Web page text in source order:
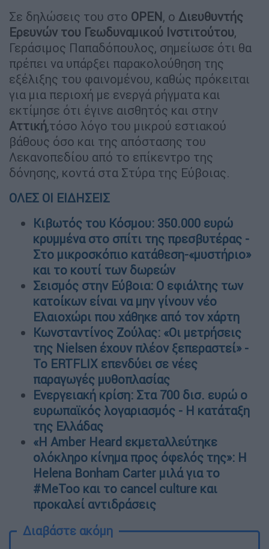
Σε δηλώσεις του στο OPEN , ο Διευθυντής
Ερευνών του Γεωδυναμικού Ινστιτούτου,
Γεράσιμος Παπαδόπουλος, σημείωσε ότι θα
πρέπει να υπάρξει παρακολούθηση της
εξέλιξης του φαινομένου, καθώς πρόκειται
για μια περιοχή με ενεργά ρήγματα και
εκτίμησε ότι έγινε αισθητός και στην
Αττική,τόσο λόγο του μικρού εστιακού
βάθους όσο και της απόστασης του
Λεκανοπεδίου από το επίκεντρο της
δόνησης, κοντά στα Στύρα της Εύβοιας.
ΟΛΕΣ ΟΙ ΕΙΔΗΣΕΙΣ
Κιβωτός του Κόσμου: 350.000 ευρώ
κρυμμένα στο σπίτι της πρεσβυτέρας -
Στο μικροσκόπιο κατάθεση-«μυστήριο»
και το κουτί των δωρεών
Σεισμός στην Εύβοια: Ο εφιάλτης των
κατοίκων είναι να μην γίνουν νέο
Ελαιοχώρι που χάθηκε από τον χάρτη
Κωνσταντίνος Ζούλας: «Οι μετρήσεις
της Nielsen έχουν πλέον ξεπεραστεί» -
Το ERTFLIX επενδύει σε νέες
παραγωγές μυθοπλασίας
Ενεργειακή κρίση: Στα 700 δισ. ευρώ ο
ευρωπαϊκός λογαριασμός - Η κατάταξη
της Ελλάδας
«Η Amber Heard εκμεταλλεύτηκε
ολόκληρο κίνημα προς όφελός της»: Η
Helena Bonham Carter μιλά για το
#MeToo και το cancel culture και
προκαλεί αντιδράσεις
Διαβάστε ακόμη